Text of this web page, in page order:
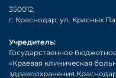
350012,
г. Краснодар, ул. Красных
Учредитель:
Государственное
«Краевая клиническая
здравоохранения